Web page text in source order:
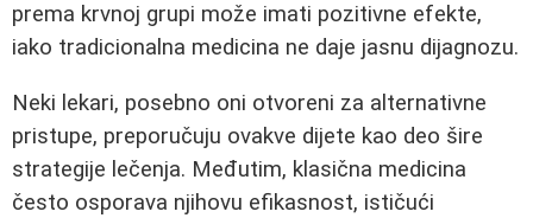
prema krvnoj grupi može imati pozitivne efekte,
iako tradicionalna medicina ne daje jasnu dijagnozu.
Neki lekari, posebno oni otvoreni za alternativne
pristupe, preporučuju ovakve dijete kao deo šire
strategije lečenja. Međutim, klasična medicina
često osporava njihovu efikasnost, ističući